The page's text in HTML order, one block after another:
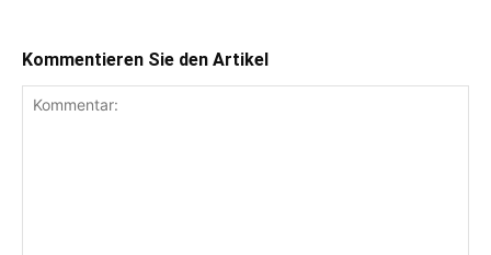
Kommentieren Sie den Artikel